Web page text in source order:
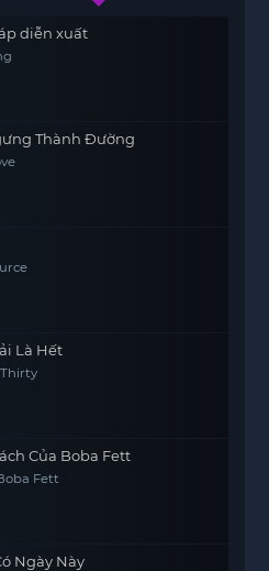
diễn xuất
Thành Đường
Là Hết
Của Boba Fett
Fett
Ngày Này